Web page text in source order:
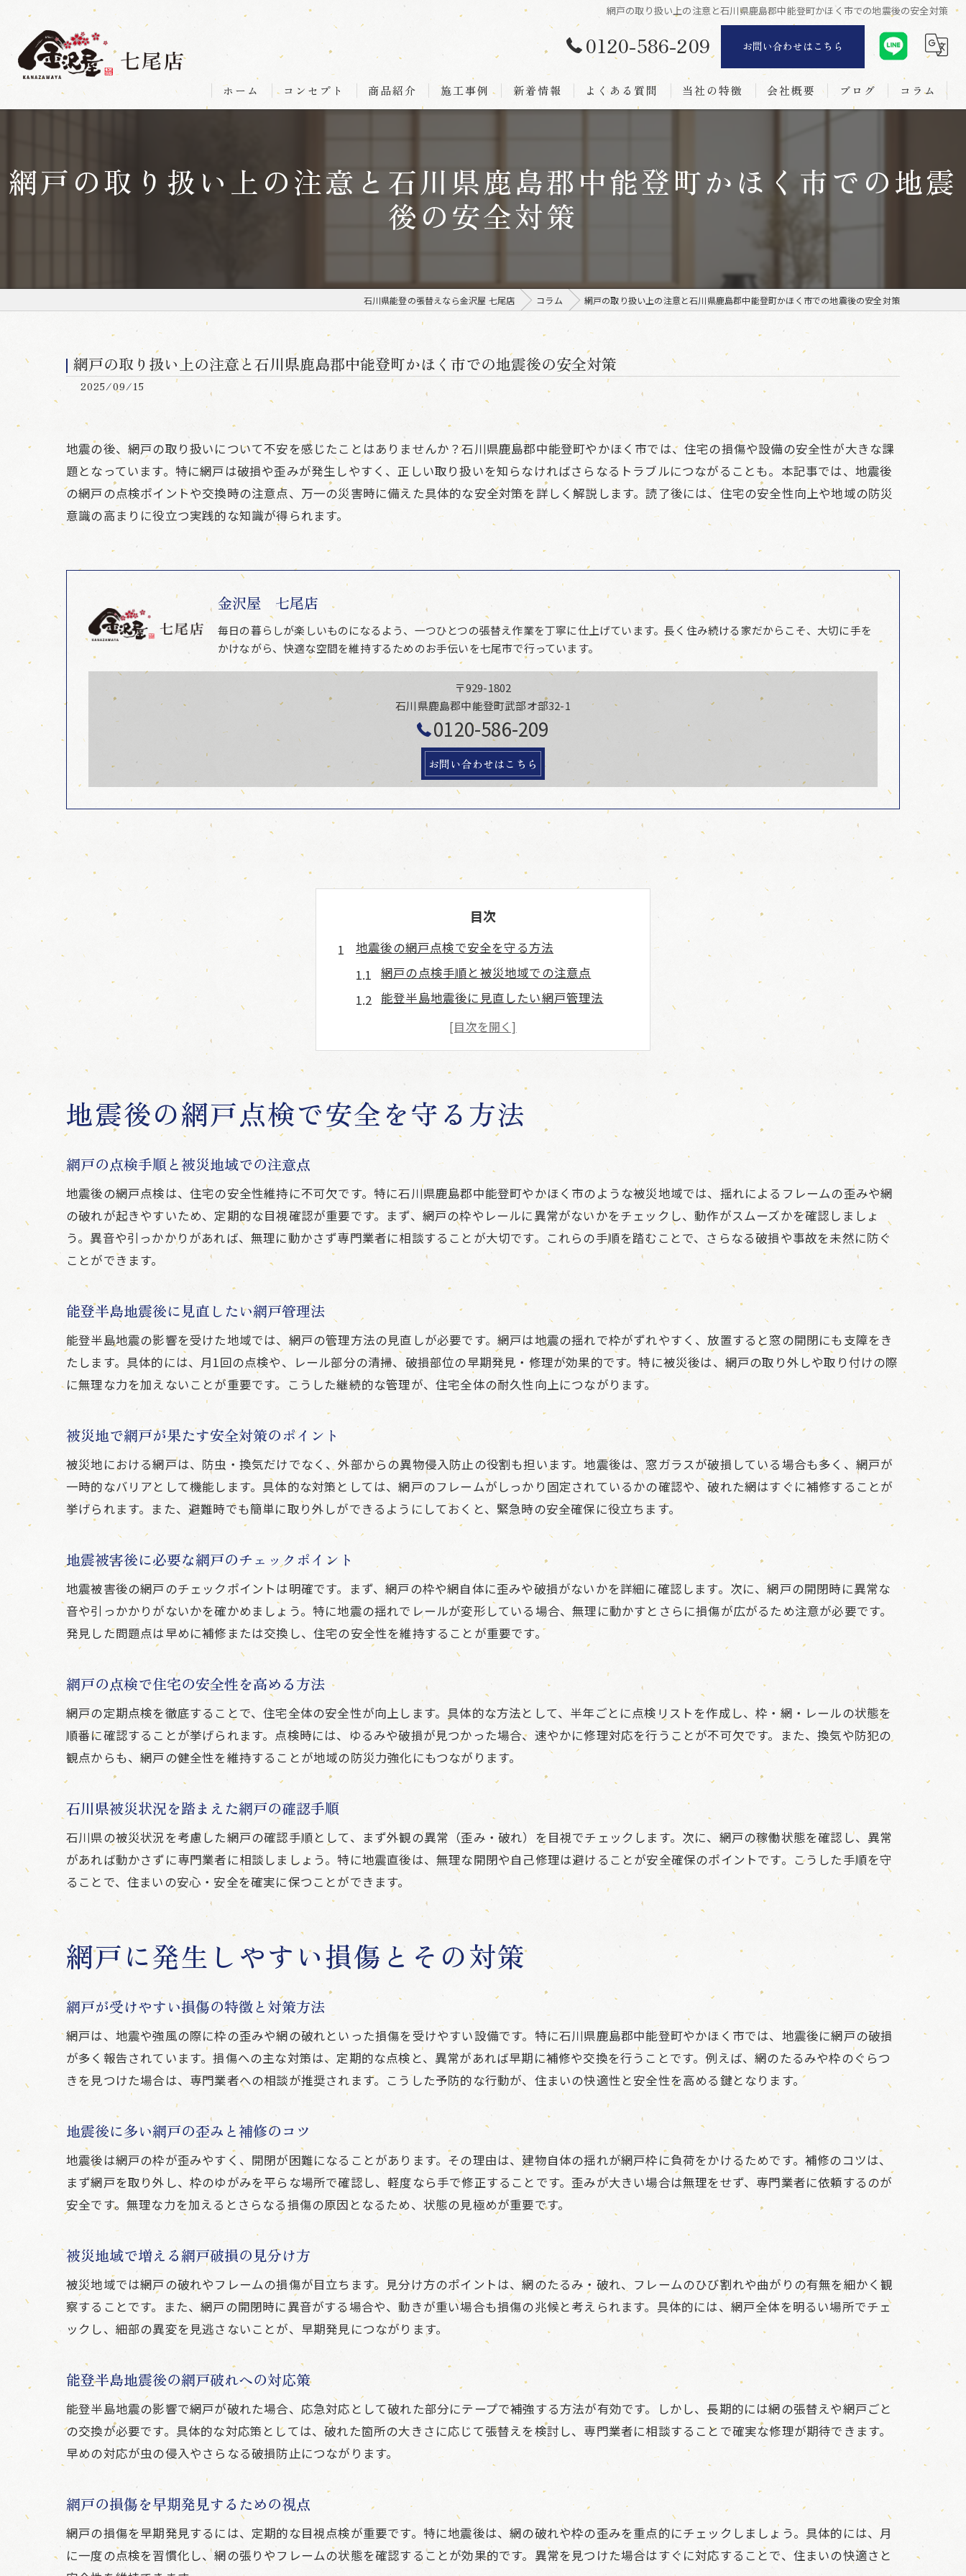
網戸の取り扱い上の注意と石川県鹿島郡中能登町かほく市での地震後の安全対策
0120-586-209 お問い合わせはこちら
ホーム コンセプト 商品紹介 施工事例 新着情報 よくある質問 当社の特徴
襖
会社概要 ブログ コラム
網戸の取り扱い上の注意と石川県鹿島郡中能登町かほく市での地震
後の安全対策
石川県能登の張替えなら金沢屋 七尾店 コラム 網戸の取り扱い上の注意と石川県鹿島郡中能登町かほく市での地震後の安全対策
網戸の取り扱い上の注意と石川県鹿島郡中能登町かほく市での地震後の安全対策
2025/09/15
地震の後、網戸の取り扱いについて不安を感じたことはありませんか？石川県鹿島郡中能登町やかほく市では、住宅の損傷や設備の安全性が大きな課
題となっています。特に網戸は破損や歪みが発生しやすく、正しい取り扱いを知らなければさらなるトラブルにつながることも。本記事では、地震後
の網戸の点検ポイントや交換時の注意点、万一の災害時に備えた具体的な安全対策を詳しく解説します。読了後には、住宅の安全性向上や地域の防災
意識の高まりに役立つ実践的な知識が得られます。
金沢屋 七尾店
毎日の暮らしが楽しいものになるよう、一つひとつの張替え作業を丁寧に仕上げています。長く住み続ける家だからこそ、大切に手を
かけながら、快適な空間を維持するためのお手伝いを七尾市で行っています。
〒929-1802
石川県鹿島郡中能登町武部オ部32-1
0120-586-209
お問い合わせはこちら
目次
地震後の網戸点検で安全を守る方法
網戸の点検手順と被災地域での注意点
能登半島地震後に見直したい網戸管理法
被災地で網戸が果たす安全対策のポイント
地震被害後に必要な網戸のチェックポイント
網戸の点検で住宅の安全性を高める方法
石川県被災状況を踏まえた網戸の確認手順
網戸に発生しやすい損傷とその対策
網戸が受けやすい損傷の特徴と対策方法
地震後に多い網戸の歪みと補修のコツ
被災地域で増える網戸破損の見分け方
能登半島地震後の網戸破れへの対応策
網戸の損傷を早期発見するための視点
被災状況を考慮した網戸修理の注意点
災害時に役立つ網戸の正しい取り扱い
災害時に実践すべき網戸の扱い方ガイド
網戸で虫の侵入を防ぐための工夫と対策
被災地域の衛生維持に役立つ網戸管理術
避難時にも安心な網戸の閉め方と注意点
災害支援活動に必要な網戸のメンテナンス
網戸を長持ちさせる災害時のポイント
被災地域の生活で気をつけたい網戸の管理
被災地生活で実践したい網戸のメンテ法
能登の被災地現状に合わせた網戸管理術
生活再建のための網戸の清掃と修理方法
支援活動時に役立つ網戸点検のポイント
衛生と安全を両立する網戸の活用法
網戸交換のタイミングと注意点を解説
網戸交換の目安と被災後のチェック項目
地震後に必要な網戸交換の判断基準とは
被災地で失敗しない網戸の交換ポイント
網戸交換時に気をつける安全対策とは何か
交換後の網戸を長持ちさせる管理方法
被災地域での網戸交換に役立つアドバイス
石川県の被災地状況と網戸の安全性向上策
石川県の被災地状況から考える網戸対策
網戸の安全性向上に必要な防災ポイント
被災地域一覧と網戸管理の重要性とは
地震相談窓口活用と網戸安全対策の連携
能登半島地震の教訓を活かした網戸対策
相談窓口を活用した網戸トラブルの解決法
地震後の網戸相談窓口活用法と注意点
網戸トラブル解決に役立つ相談先一覧
被災地域住民向け網戸サポートの利用法
相談窓口でよくある網戸の質問と回答例
被災地で役立つ網戸修理支援サービス活用法
石川県相談窓口と網戸トラブル解決の流れ
地域防災と網戸メンテナンスの重要性を知る
地域防災に貢献する網戸メンテナンスの意義
能登半島地震が教える網戸管理の重要性
網戸を通じて実現する地域の安全対策
防災活動と連携した網戸の管理方法
被災地復興に役立つ網戸メンテナンス術
地域で広がる網戸点検と防災意識の高まり
地震後の網戸点検で安全を守る方法
網戸の点検手順と被災地域での注意点
地震後の網戸点検は、住宅の安全性維持に不可欠です。特に石川県鹿島郡中能登町やかほく市のような被災地域では、揺れによるフレームの歪みや網
の破れが起きやすいため、定期的な目視確認が重要です。まず、網戸の枠やレールに異常がないかをチェックし、動作がスムーズかを確認しましょ
う。異音や引っかかりがあれば、無理に動かさず専門業者に相談することが大切です。これらの手順を踏むことで、さらなる破損や事故を未然に防ぐ
ことができます。
能登半島地震後に見直したい網戸管理法
能登半島地震の影響を受けた地域では、網戸の管理方法の見直しが必要です。網戸は地震の揺れで枠がずれやすく、放置すると窓の開閉にも支障をき
たします。具体的には、月1回の点検や、レール部分の清掃、破損部位の早期発見・修理が効果的です。特に被災後は、網戸の取り外しや取り付けの際
に無理な力を加えないことが重要です。こうした継続的な管理が、住宅全体の耐久性向上につながります。
被災地で網戸が果たす安全対策のポイント
被災地における網戸は、防虫・換気だけでなく、外部からの異物侵入防止の役割も担います。地震後は、窓ガラスが破損している場合も多く、網戸が
一時的なバリアとして機能します。具体的な対策としては、網戸のフレームがしっかり固定されているかの確認や、破れた網はすぐに補修することが
挙げられます。また、避難時でも簡単に取り外しができるようにしておくと、緊急時の安全確保に役立ちます。
地震被害後に必要な網戸のチェックポイント
地震被害後の網戸のチェックポイントは明確です。まず、網戸の枠や網自体に歪みや破損がないかを詳細に確認します。次に、網戸の開閉時に異常な
音や引っかかりがないかを確かめましょう。特に地震の揺れでレールが変形している場合、無理に動かすとさらに損傷が広がるため注意が必要です。
発見した問題点は早めに補修または交換し、住宅の安全性を維持することが重要です。
網戸の点検で住宅の安全性を高める方法
網戸の定期点検を徹底することで、住宅全体の安全性が向上します。具体的な方法として、半年ごとに点検リストを作成し、枠・網・レールの状態を
順番に確認することが挙げられます。点検時には、ゆるみや破損が見つかった場合、速やかに修理対応を行うことが不可欠です。また、換気や防犯の
観点からも、網戸の健全性を維持することが地域の防災力強化にもつながります。
石川県被災状況を踏まえた網戸の確認手順
石川県の被災状況を考慮した網戸の確認手順として、まず外観の異常（歪み・破れ）を目視でチェックします。次に、網戸の稼働状態を確認し、異常
があれば動かさずに専門業者に相談しましょう。特に地震直後は、無理な開閉や自己修理は避けることが安全確保のポイントです。こうした手順を守
ることで、住まいの安心・安全を確実に保つことができます。
網戸に発生しやすい損傷とその対策
網戸が受けやすい損傷の特徴と対策方法
網戸は、地震や強風の際に枠の歪みや網の破れといった損傷を受けやすい設備です。特に石川県鹿島郡中能登町やかほく市では、地震後に網戸の破損
が多く報告されています。損傷への主な対策は、定期的な点検と、異常があれば早期に補修や交換を行うことです。例えば、網のたるみや枠のぐらつ
きを見つけた場合は、専門業者への相談が推奨されます。こうした予防的な行動が、住まいの快適性と安全性を高める鍵となります。
地震後に多い網戸の歪みと補修のコツ
地震後は網戸の枠が歪みやすく、開閉が困難になることがあります。その理由は、建物自体の揺れが網戸枠に負荷をかけるためです。補修のコツは、
まず網戸を取り外し、枠のゆがみを平らな場所で確認し、軽度なら手で修正することです。歪みが大きい場合は無理をせず、専門業者に依頼するのが
安全です。無理な力を加えるとさらなる損傷の原因となるため、状態の見極めが重要です。
被災地域で増える網戸破損の見分け方
被災地域では網戸の破れやフレームの損傷が目立ちます。見分け方のポイントは、網のたるみ・破れ、フレームのひび割れや曲がりの有無を細かく観
察することです。また、網戸の開閉時に異音がする場合や、動きが重い場合も損傷の兆候と考えられます。具体的には、網戸全体を明るい場所でチェ
ックし、細部の異変を見逃さないことが、早期発見につながります。
能登半島地震後の網戸破れへの対応策
能登半島地震の影響で網戸が破れた場合、応急対応として破れた部分にテープで補強する方法が有効です。しかし、長期的には網の張替えや網戸ごと
の交換が必要です。具体的な対応策としては、破れた箇所の大きさに応じて張替えを検討し、専門業者に相談することで確実な修理が期待できます。
早めの対応が虫の侵入やさらなる破損防止につながります。
網戸の損傷を早期発見するための視点
網戸の損傷を早期発見するには、定期的な目視点検が重要です。特に地震後は、網の破れや枠の歪みを重点的にチェックしましょう。具体的には、月
に一度の点検を習慣化し、網の張りやフレームの状態を確認することが効果的です。異常を見つけた場合はすぐに対応することで、住まいの快適さと